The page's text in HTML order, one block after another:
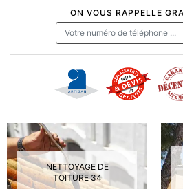
ON VOUS RAPPELLE
NETTOYAGE DE
TOITURE 34